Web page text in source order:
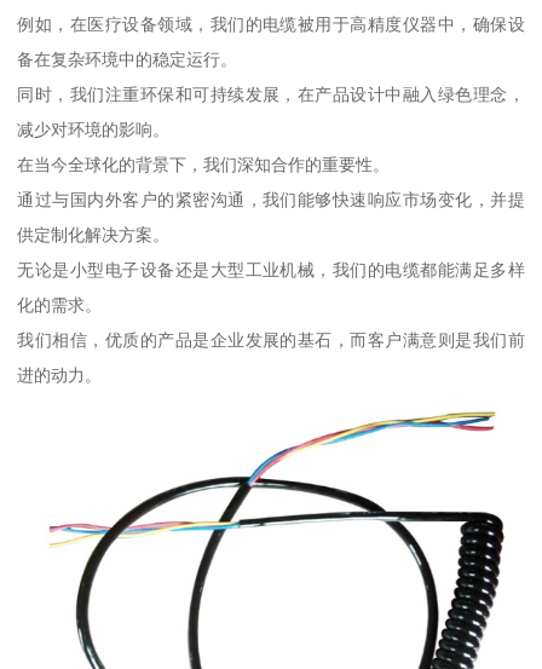
例如，在医疗设备领域，我们的电缆被用于高精度仪器中，确保设
备在复杂环境中的稳定运行。
同时，我们注重环保和可持续发展，在产品设计中融入绿色理念，
减少对环境的影响。
在当今全球化的背景下，我们深知合作的重要性。
通过与国内外客户的紧密沟通，我们能够快速响应市场变化，并提
供定制化解决方案。
无论是小型电子设备还是大型工业机械，我们的电缆都能满足多样
化的需求。
我们相信，优质的产品是企业发展的基石，而客户满意则是我们前
进的动力。